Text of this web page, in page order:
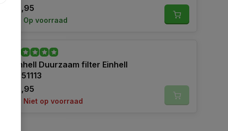
22,95
Op voorraad
Einhell Duurzaam filter Einhell
2351113
22,95
Niet op voorraad